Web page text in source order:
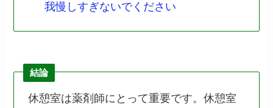
我慢しすぎないでください
結論
休憩室は薬剤師にとって重要です。休憩室